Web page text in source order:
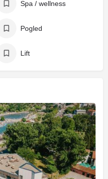
Spa / wellness
Pogled
Lift